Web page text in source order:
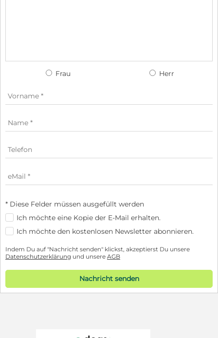
Frau Herr
* Diese Felder müssen ausgefüllt werden
Ich möchte eine Kopie der E-Mail erhalten.
Ich möchte den kostenlosen Newsletter abonnieren.
Indem Du auf "Nachricht senden" klickst, akzeptierst Du unsere
Datenschutzerklärung und unsere AGB
Nachricht senden